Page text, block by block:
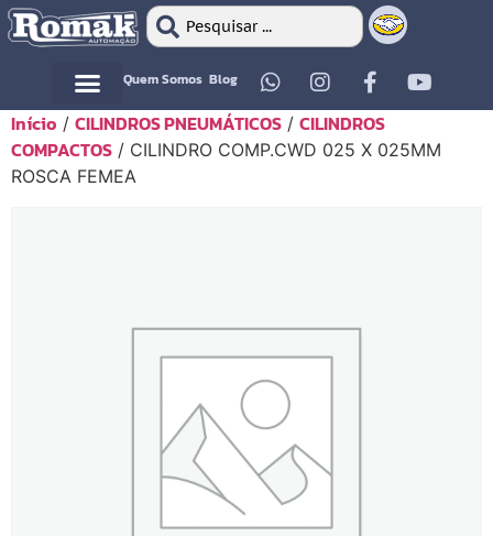
Quem Somos Blog
Início / CILINDROS PNEUMÁTICOS / CILINDROS
COMPACTOS / CILINDRO COMP.CWD 025 X 025MM
ROSCA FEMEA